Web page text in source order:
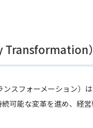
）
ンスフォーメーション）
可能な変革を進め、経